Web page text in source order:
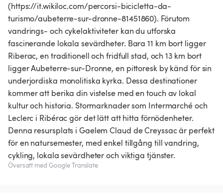
(https://it.wikiloc.com/percorsi-bicicletta-da-
turismo/aubeterre-sur-dronne-81451860). Förutom
vandrings- och cykelaktiviteter kan du utforska
fascinerande lokala sevärdheter. Bara 11 km bort ligger
Riberac, en traditionell och fridfull stad, och 13 km bort
ligger Aubeterre-sur-Dronne, en pittoresk by känd för sin
underjordiska monolitiska kyrka. Dessa destinationer
kommer att berika din vistelse med en touch av lokal
kultur och historia. Stormarknader som Intermarché och
Leclerc i Ribérac gör det lätt att hitta förnödenheter.
Denna resursplats i Gaelem Claud de Creyssac är perfekt
för en natursemester, med enkel tillgång till vandring,
cykling, lokala sevärdheter och viktiga tjänster.
Översatt med Google Translate